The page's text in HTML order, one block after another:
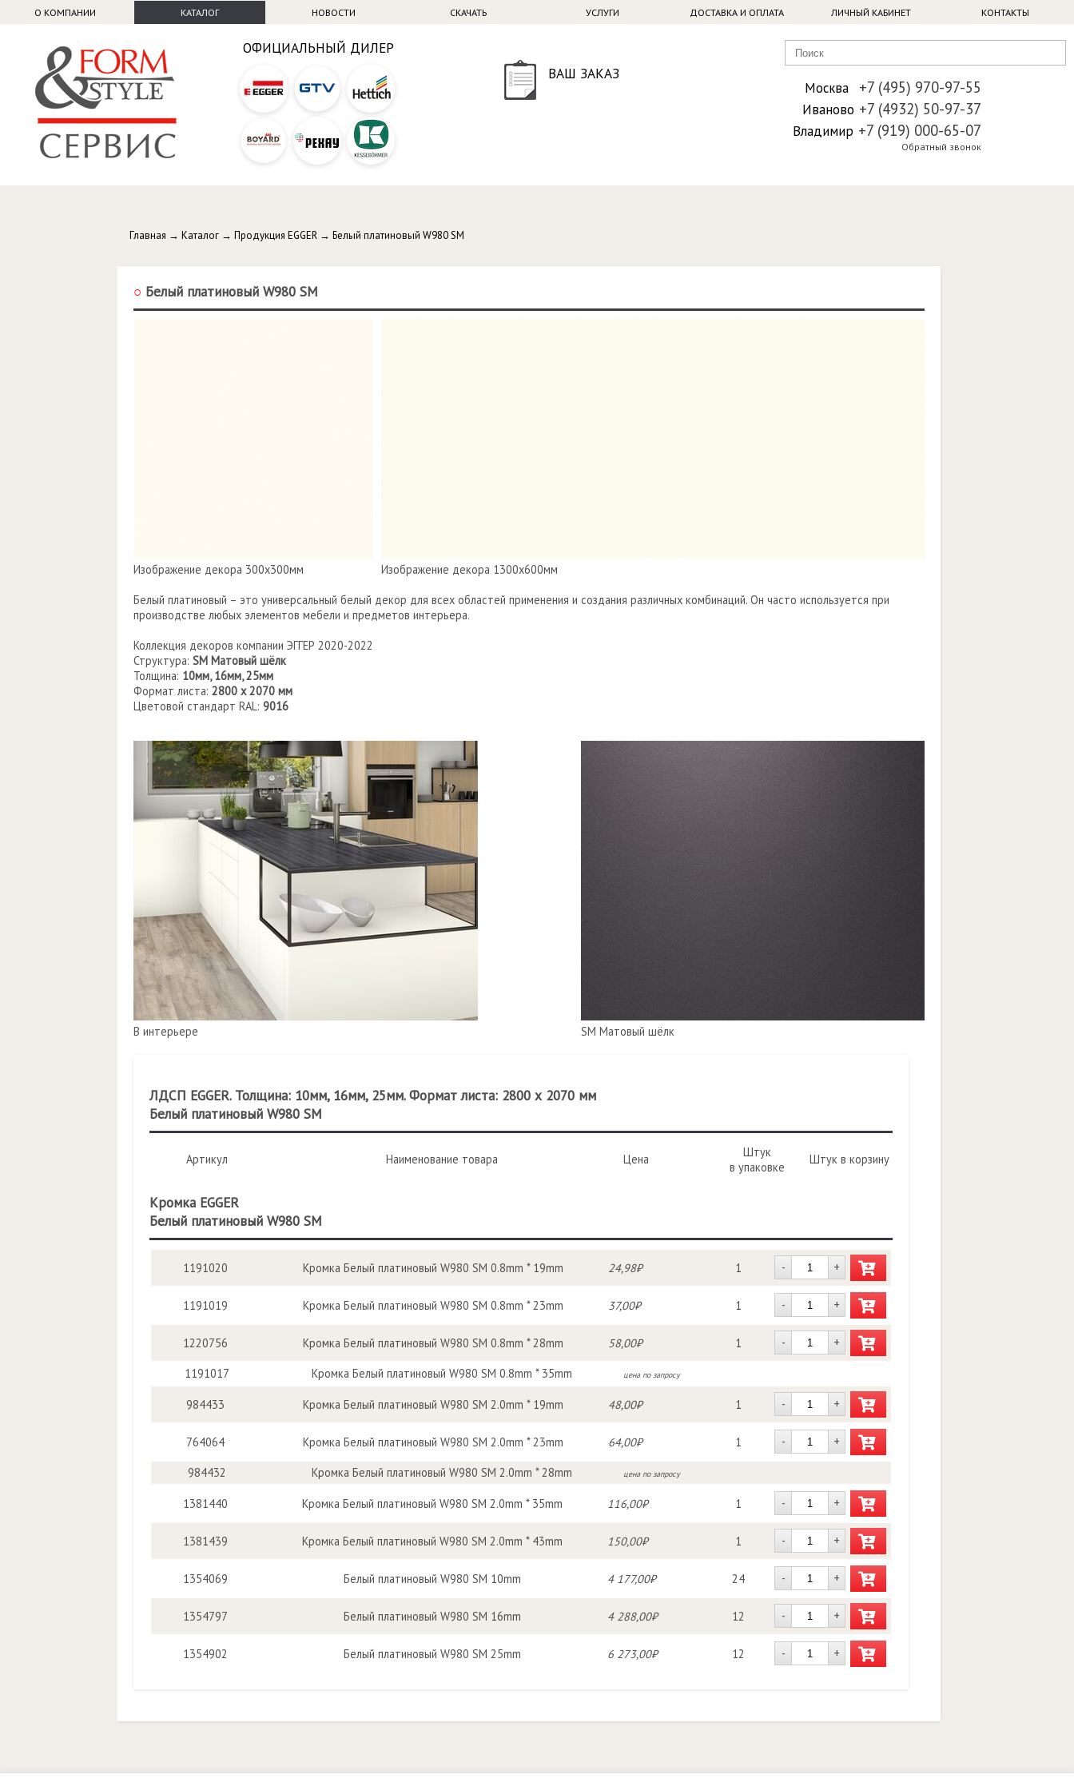
О КОМПАНИИ КАТАЛОГ НОВОСТИ СКАЧАТЬ УСЛУГИ ДОСТАВКА И ОПЛАТА ЛИЧНЫЙ КАБИНЕТ КОНТАКТЫ
ОФИЦИАЛЬНЫЙ ДИЛЕР
ВАШ ЗАКАЗ
Москва +7 (495) 970-97-55
Иваново +7 (4932) 50-97-37
Владимир +7 (919) 000-65-07
Обратный звонок
Главная → Каталог → Продукция EGGER → Белый платиновый W980 SM
○ Белый платиновый W980 SM
Изображение декора 300х300мм
Изображение декора 1300х600мм
Белый платиновый – это универсальный белый декор для всех областей применения и создания различных комбинаций. Он часто используется при
производстве любых элементов мебели и предметов интерьера.
Коллекция декоров компании ЭГГЕР 2020-2022
Структура: SM Матовый шёлк
Толщина: 10мм, 16мм, 25мм
Формат листа: 2800 х 2070 мм
Цветовой стандарт RAL: 9016
В интерьере SM Матовый шёлк
ЛДСП EGGER. Толщина: 10мм, 16мм, 25мм. Формат листа: 2800 х 2070 мм
Белый платиновый W980 SM
Артикул Наименование товара Цена
Штук
в упаковке
Штук в корзину
Кромка EGGER
Белый платиновый W980 SM
1191020 Кромка Белый платиновый W980 SM 0.8mm * 19mm 24,98₽ 1 - +
1191019 Кромка Белый платиновый W980 SM 0.8mm * 23mm 37,00₽ 1 - +
1220756 Кромка Белый платиновый W980 SM 0.8mm * 28mm 58,00₽ 1 - +
1191017 Кромка Белый платиновый W980 SM 0.8mm * 35mm цена по запросу
984433 Кромка Белый платиновый W980 SM 2.0mm * 19mm 48,00₽ 1 - +
764064 Кромка Белый платиновый W980 SM 2.0mm * 23mm 64,00₽ 1 - +
984432 Кромка Белый платиновый W980 SM 2.0mm * 28mm цена по запросу
1381440 Кромка Белый платиновый W980 SM 2.0mm * 35mm 116,00₽ 1 - +
1381439 Кромка Белый платиновый W980 SM 2.0mm * 43mm 150,00₽ 1 - +
1354069 Белый платиновый W980 SM 10mm 4 177,00₽ 24 - +
1354797 Белый платиновый W980 SM 16mm 4 288,00₽ 12 - +
1354902 Белый платиновый W980 SM 25mm 6 273,00₽ 12 - +